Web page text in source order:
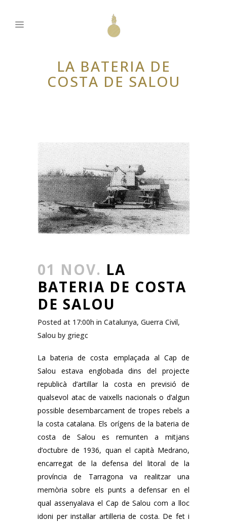
LA BATERIA DE
COSTA DE SALOU
01 NOV. LA
BATERIA DE COSTA
DE SALOU
Posted at 17:00h in Catalunya, Guerra Civil,
Salou by griegc
La bateria de costa emplaçada al Cap de
Salou estava englobada dins del projecte
republicà d’artillar la costa en previsió de
qualsevol atac de vaixells nacionals o d’algun
possible desembarcament de tropes rebels a
la costa catalana. Els orígens de la bateria de
costa de Salou es remunten a mitjans
d’octubre de 1936, quan el capità Medrano,
encarregat de la defensa del litoral de la
província de Tarragona va realitzar una
memòria sobre els punts a defensar en el
qual assenyalava el Cap de Salou com a lloc
idoni per instal·lar artilleria de costa. De fet i